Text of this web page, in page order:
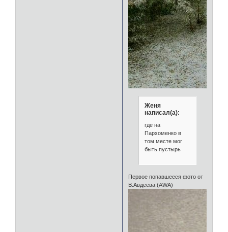
Женя
написал(а):
где на
Пархоменко в
том месте мог
быть пустырь
Первое попавшееся фото от
В.Авдеева (AWA)